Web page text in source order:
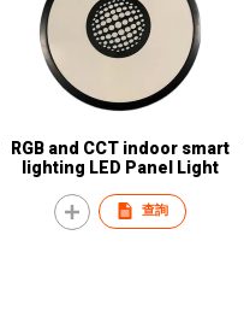
RGB and CCT indoor smart
lighting LED Panel Light
查詢